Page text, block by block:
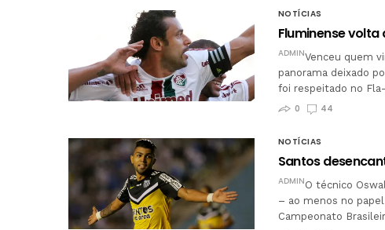
NOTÍCIAS
Fluminense volta
ADMINVenceu quem
panorama deixado
foi respeitado no
0
44
NOTÍCIAS
Santos
ADMINO técnico
– ao menos no
Campeonato